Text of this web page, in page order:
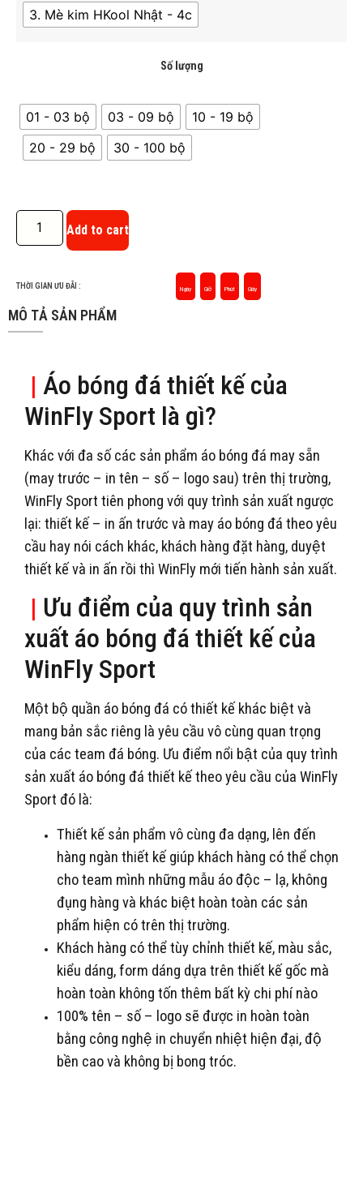
3. Mè kim HKool Nhật - 4c
Số lượng
01 - 03 bộ 03 - 09 bộ
10 - 19 bộ
20 - 29 bộ
30 - 100 bộ
Add to cart
THỜI GIAN ƯU ĐÃI : Ngày Giờ Phút Giây
MÔ TẢ SẢN PHẨM
| Áo bóng đá thiết kế của
WinFly Sport là gì?
Khác với đa số các sản phẩm áo bóng đá may sẵn
(may trước – in tên – số – logo sau) trên thị trường,
WinFly Sport tiên phong với quy trình sản xuất ngược
lại: thiết kế – in ấn trước và may áo bóng đá theo yêu
cầu hay nói cách khác, khách hàng đặt hàng, duyệt
thiết kế và in ấn rồi thì WinFly mới tiến hành sản xuất.
| Ưu điểm của quy trình sản
xuất áo bóng đá thiết kế của
WinFly Sport
Một bộ quần áo bóng đá có thiết kế khác biệt và
mang bản sắc riêng là yêu cầu vô cùng quan trọng
của các team đá bóng. Ưu điểm nổi bật của quy trình
sản xuất áo bóng đá thiết kế theo yêu cầu của WinFly
Sport đó là:
Thiết kế sản phẩm vô cùng đa dạng, lên đến
hàng ngàn thiết kế giúp khách hàng có thể chọn
cho team mình những mẫu áo độc – lạ, không
đụng hàng và khác biệt hoàn toàn các sản
phẩm hiện có trên thị trường.
Khách hàng có thể tùy chỉnh thiết kế, màu sắc,
kiểu dáng, form dáng dựa trên thiết kế gốc mà
hoàn toàn không tốn thêm bất kỳ chi phí nào
100% tên – số – logo sẽ được in hoàn toàn
bằng công nghệ in chuyển nhiệt hiện đại, độ
bền cao và không bị bong tróc.